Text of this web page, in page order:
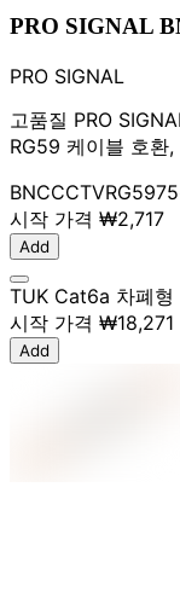
PRO SIGNAL
PRO SIGNAL
고품질 PRO
RG59 케이블 호환
BNCCCTVRG59
시작 가격 ₩2,717
Add
TUK Cat6a 차폐형
시작 가격 ₩18,271
Add